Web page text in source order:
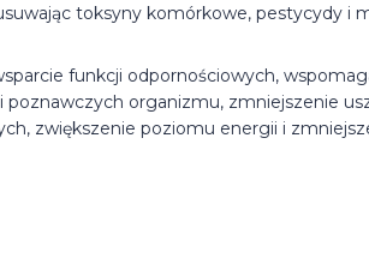
toksyny komórkowe, pestycydy i
funkcji odpornościowych,
poznawczych organizmu, zmniejszenie
zwiększenie poziomu energii i